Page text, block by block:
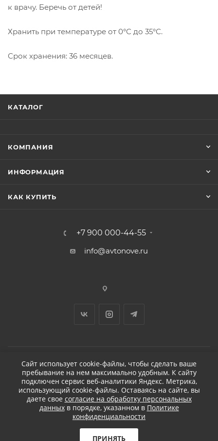
к врачу. Беречь от детей!
Хранить при температуре от 0°С до 35°С.
Срок хранения: 36 месяцев.
Бесплатная доставка
КАТАЛОГ
КОМПАНИЯ
ИНФОРМАЦИЯ
КАК КУПИТЬ
+7 900 000-44-55
info@avtonove.ru
2026 © ДЕТЕЙЛИНГ-МАРКЕТ АВТОНОВЬЕ
Сайт использует cookie-файлы, чтобы сделать ваше
пребывание на нем максимально удобным. К cайту
подключен сервис веб-аналитики Яндекс. Метрика,
использующий cookie-файлы. Оставаясь на сайте, вы
даете свое согласие на обработку персональных
данныхв порядке, указанном в Политике
конфиденциальности
ПРИНЯТЬ